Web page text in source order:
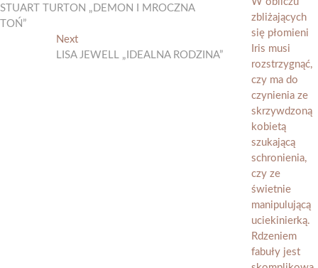
wpisupost:
STUART TURTON „DEMON I MROCZNA
TOŃ”
NextNext
post:
LISA JEWELL „IDEALNA RODZINA”